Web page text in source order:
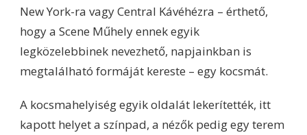
New York-ra vagy Central Kávéhézra – érthető,
hogy a Scene Műhely ennek egyik
legközelebbinek nevezhető, napjainkban is
megtalálható formáját kereste – egy kocsmát.
A kocsmahelyiség egyik oldalát lekerítették, itt
kapott helyet a színpad, a nézők pedig egy terem